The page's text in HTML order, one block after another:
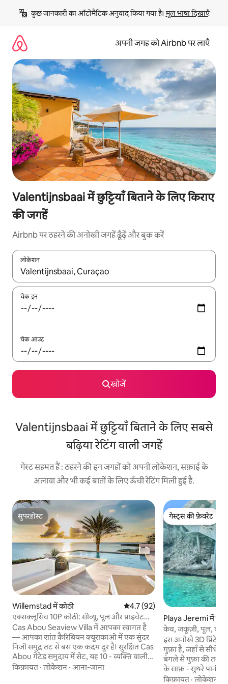
छोड़कर
कॉन्टेंट
कुछ जानकारी का ऑटोमैटिक अनुवाद किया गया है। मूल भाषा दिखाएँ
अपनी जगह को Airbnb पर लाएँ
Valentijnsbaai में छुट्टियाँ बिताने के लिए किराए
की जगहें
Airbnb पर ठहरने की अनोखी जगहें ढूँढ़ें और बुक करें
लोकेशन
नतीजों के उपलब्ध होने पर, अप और डाउन 'ऐरो की' का इस्तेमाल करके नेविगेट
चेक इन
चेक आउट
खोजें
Valentijnsbaai में छुट्टियाँ बिताने के लिए सबसे
बढ़िया रेटिंग वाली जगहें
गेस्ट सहमत हैं : ठहरने की इन जगहों को अपनी लोकेशन, सफ़ाई के
अलावा और भी कई बातों के लिए ऊँची रेटिंग मिली हुई है.
सुपरहोस्ट
सुपरहोस्ट
Willemstad में कोठी औसत रेटिंग 5 में से 4.7, 92 समीक्षाएँ
4.7 (92)
एक्सक्लूसिव 10P कोठी: सीव्यू, पूल और प्राइवेट
बीच
Cas Abou Seaview Villa में आपका स्वागत है
— आपका शांत कैरिबियन क्यूराकाओ में एक सुंदर
निजी समुद्र तट से बस एक कदम दूर है। सुरक्षित Cas
Abou गेटेड समुदाय में सेट, यह 10 - व्यक्ति वाली
कोठी उन परिवारों और समूहों के लिए एकदम सही है,
किफ़ायत ·लोकेशन · आना-जाना
गेस्ट्स की फ़ेवरेट
गेस्ट्स की फ़ेवरेट
Playa Jeremi में घर
केव, जकूज़ी, पूल,
लूना
इस अनोखे 3D प्रिंटेड
गुफ़ा है, जहाँ से सीधे
बंगले से गुफ़ा की तरफ़
के साफ़ - सुथरे पानी में गोता
समय डॉल्फ़िन, टूना
किफ़ायत ·लोकेशन